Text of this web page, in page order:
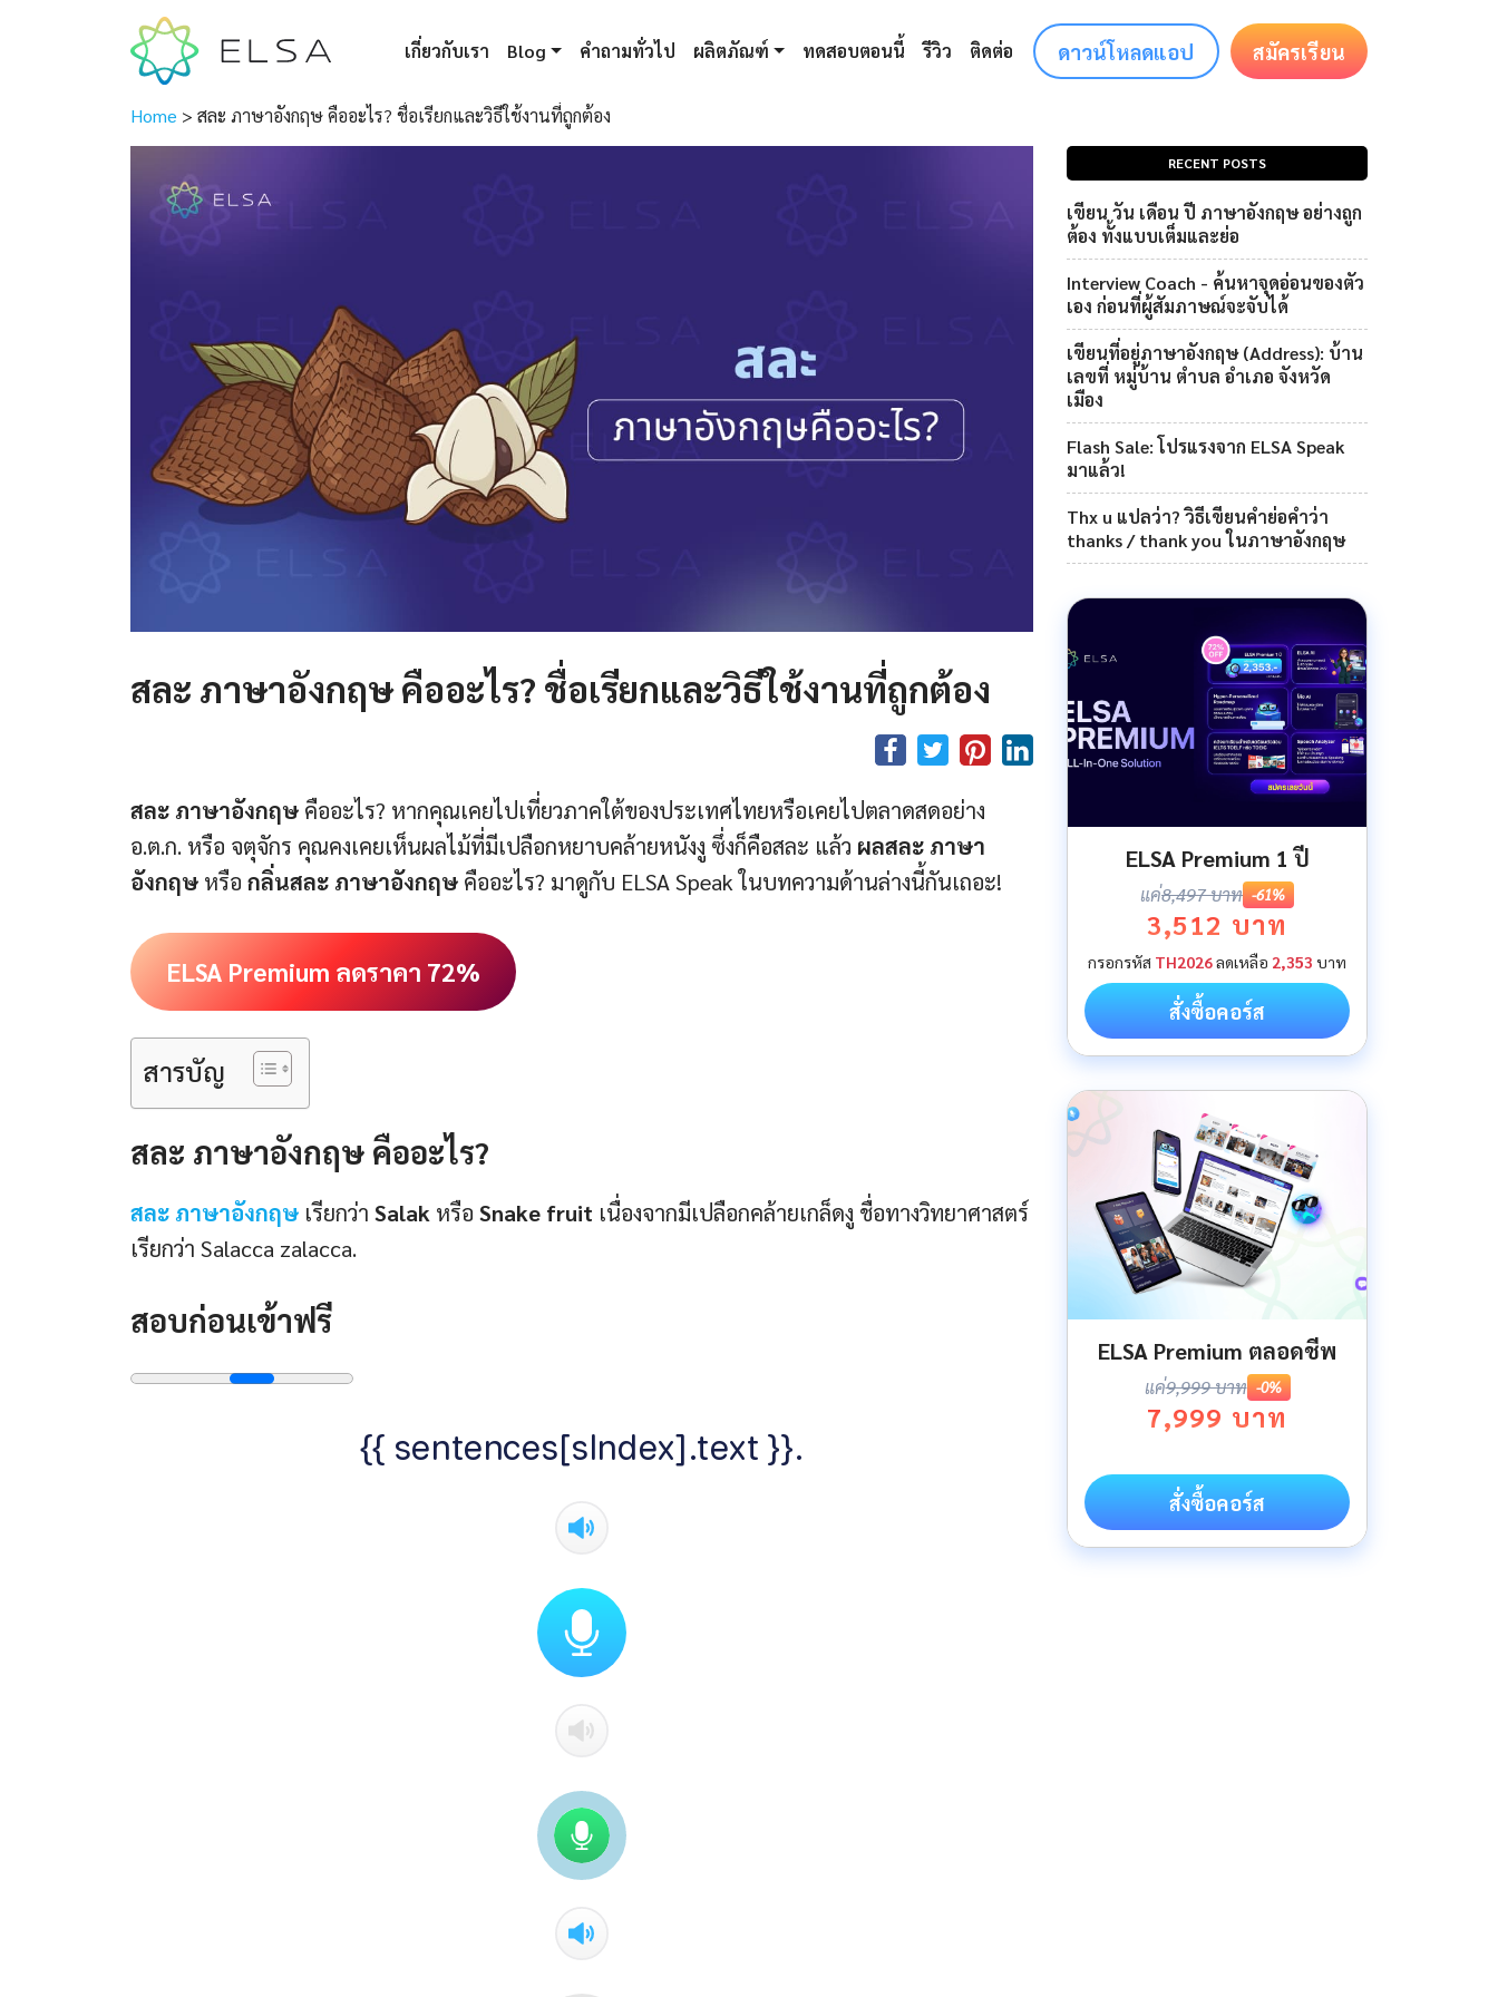
เกี่ยวกับเรา Blog คำถามทั่วไป ผลิตภัณฑ์ ทดสอบตอนนี้ รีวิว ติดต่อ ดาวน์โหลดแอป สมัครเรียน
Home > สละ ภาษาอังกฤษ คืออะไร? ชื่อเรียกและวิธีใช้งานที่ถูกต้อง
สละ ภาษาอังกฤษ คืออะไร? ชื่อเรียกและวิธีใช้งานที่ถูกต้อง
สละ ภาษาอังกฤษ คืออะไร? หากคุณเคยไปเที่ยวภาคใต้ของประเทศไทยหรือเคยไปตลาดสดอย่าง
อ.ต.ก. หรือ จตุจักร คุณคงเคยเห็นผลไม้ที่มีเปลือกหยาบคล้ายหนังงู ซึ่งก็คือสละ แล้ว ผลสละ ภาษา
อังกฤษ หรือ กลิ่นสละ ภาษาอังกฤษ คืออะไร? มาดูกับ ELSA Speak ในบทความด้านล่างนี้กันเถอะ!
ELSA Premium ลดราคา 72%
สารบัญ
สละ ภาษาอังกฤษ คืออะไร?
สละ ภาษาอังกฤษ เรียกว่า Salak หรือ Snake fruit เนื่องจากมีเปลือกคล้ายเกล็ดงู ชื่อทางวิทยาศาสตร์
เรียกว่า Salacca zalacca.
สอบก่อนเข้าฟรี
{{ sentences[sIndex].text }}.
RECENT POSTS
เขียน วัน เดือน ปี ภาษาอังกฤษ อย่างถูก
ต้อง ทั้งแบบเต็มและย่อ
Interview Coach - ค้นหาจุดอ่อนของตัว
เอง ก่อนที่ผู้สัมภาษณ์จะจับได้
เขียนที่อยู่ภาษาอังกฤษ (Address): บ้าน
เลขที่ หมู่บ้าน ตำบล อำเภอ จังหวัด
เมือง
Flash Sale: โปรแรงจาก ELSA Speak
มาแล้ว!
Thx u แปลว่า? วิธีเขียนคำย่อคำว่า
thanks / thank you ในภาษาอังกฤษ
ELSA Premium 1 ปี
แค่8,497 บาท -61%
3,512 บาท
กรอกรหัส TH2026ลดเหลือ 2,353 บาท
สั่งซื้อคอร์ส
ELSA Premium ตลอดชีพ
แค่9,999 บาท -0%
7,999 บาท
สั่งซื้อคอร์ส